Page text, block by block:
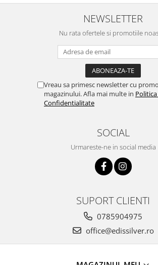
NEWSLETTER
Nu rata ofertele si promotiile
Vreau sa primesc newsletter cu
magazinului. Afla mai multe in
Confidentialitate
SOCIAL
Urmareste-ne in social media
SUPORT CLIENTI
0785904975
office@edissilver.ro